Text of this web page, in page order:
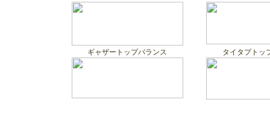
ギャザートップバランス タイタプトッ